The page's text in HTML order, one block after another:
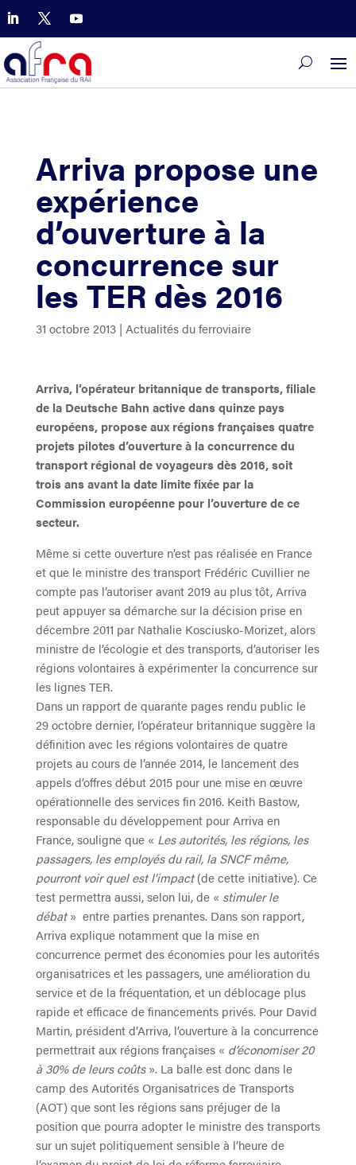
Arriva propose une
expérience
d’ouverture à la
concurrence sur
les TER dès 2016
31 octobre 2013| Actualités du ferroviaire
Arriva, l’opérateur britannique de transports, filiale
de la Deutsche Bahn active dans quinze pays
européens, propose aux régions françaises quatre
projets pilotes d’ouverture à la concurrence du
transport régional de voyageurs dès 2016, soit
trois ans avant la date limite fixée par la
Commission européenne pour l’ouverture de ce
secteur.
Même si cette ouverture n’est pas réalisée en France
et que le ministre des transport Frédéric Cuvillier ne
compte pas l’autoriser avant 2019 au plus tôt, Arriva
peut appuyer sa démarche sur la décision prise en
décembre 2011 par Nathalie Kosciusko-Morizet, alors
ministre de l’écologie et des transports, d’autoriser les
régions volontaires à expérimenter la concurrence sur
les lignes TER.
Dans un rapport de quarante pages rendu public le
29 octobre dernier, l’opérateur britannique suggère la
définition avec les régions volontaires de quatre
projets au cours de l’année 2014, le lancement des
appels d’offres début 2015 pour une mise en œuvre
opérationnelle des services fin 2016. Keith Bastow,
responsable du développement pour Arriva en
France, souligne que « Les autorités, les régions, les
passagers, les employés du rail, la SNCF même,
pourront voir quel est l’impact(de cette initiative). Ce
test permettra aussi, selon lui, de « stimuler le
débat» entre parties prenantes. Dans son rapport,
Arriva explique notamment que la mise en
concurrence permet des économies pour les autorités
organisatrices et les passagers, une amélioration du
service et de la fréquentation, et un déblocage plus
rapide et efficace de financements privés. Pour David
Martin, président d’Arriva, l’ouverture à la concurrence
permettrait aux régions françaises « d’économiser 20
à 30% de leurs coûts». La balle est donc dans le
camp des Autorités Organisatrices de Transports
(AOT) que sont les régions sans préjuger de la
position que pourra adopter le ministre des transports
sur un sujet politiquement sensible à l’heure de